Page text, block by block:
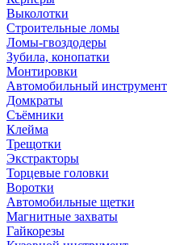
Выколотки
Строительные ломы
Ломы-гвоздодеры
Зубила, конопатки
Монтировки
Автомобильный инструмент
Домкраты
Съёмники
Клейма
Трещотки
Экстракторы
Торцевые головки
Воротки
Автомобильные щетки
Магнитные захваты
Гайкорезы